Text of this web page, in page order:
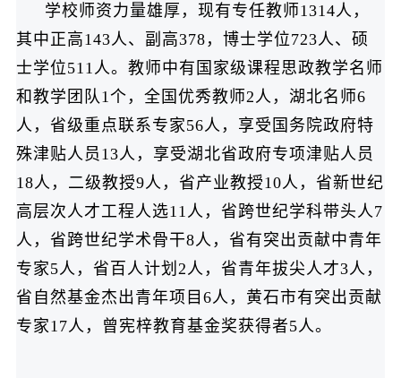
学校师资力量雄厚，现有专任教师1314人，
其中正高143人、副高378，博士学位723人、硕
士学位511人。教师中有国家级课程思政教学名师
和教学团队1个，全国优秀教师2人，湖北名师6
人，省级重点联系专家56人，享受国务院政府特
殊津贴人员13人，享受湖北省政府专项津贴人员
18人，二级教授9人，省产业教授10人，省新世纪
高层次人才工程人选11人，省跨世纪学科带头人7
人，省跨世纪学术骨干8人，省有突出贡献中青年
专家5人，省百人计划2人，省青年拔尖人才3人，
省自然基金杰出青年项目6人，黄石市有突出贡献
专家17人，曾宪梓教育基金奖获得者5人。